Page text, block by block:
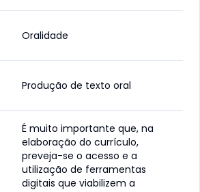
Oralidade
Produção de texto oral
É muito importante que, na
elaboração do currículo,
preveja-se o acesso e a
utilização de ferramentas
digitais que viabilizem a